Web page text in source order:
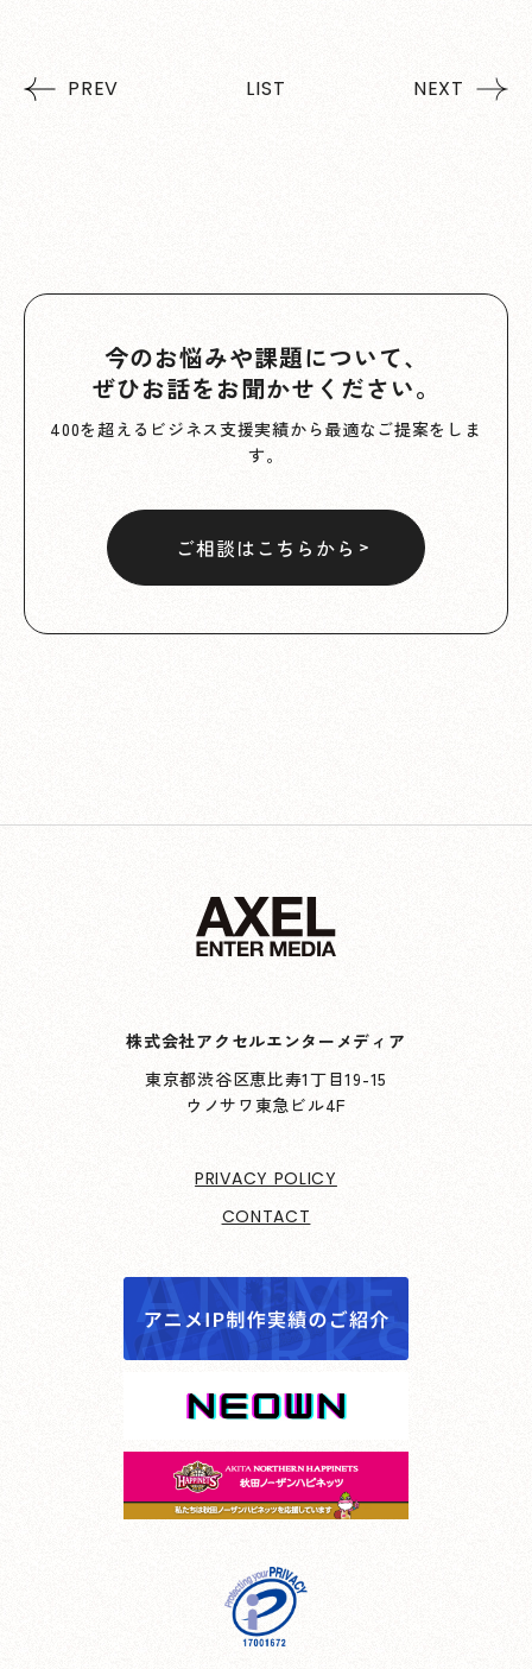
PREV LIST NEXT
今のお悩みや課題について、
ぜひお話をお聞かせください。
400を超えるビジネス支援実績から最適なご提案をしま
す。
ご相談はこちらから
株式会社アクセルエンターメディア
東京都渋谷区恵比寿1丁目19-15
ウノサワ東急ビル4F
PRIVACY POLICY
CONTACT